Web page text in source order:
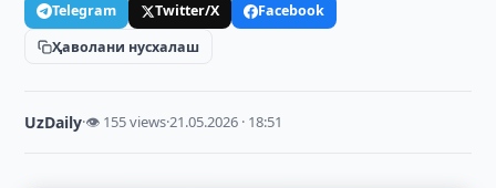
Telegram Twitter/X
Facebook
Ҳаволани нусхалаш
UzDaily·👁 155 views·21.05.2026 · 18:51